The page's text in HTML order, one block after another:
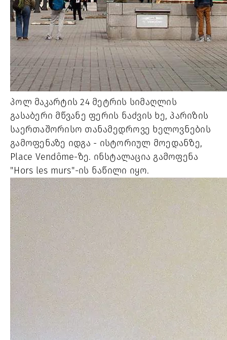
პოლ მაკარტის 24 მეტრის სიმაღლის
გასაბერი მწვანე ფერის ნაძვის ხე, პარიზის
საერთაშორისო თანამედროვე ხელოვნების
გამოფენაზე იდგა - ისტორიულ მოედანზე,
Place Vendôme-ზე. ინსტალაცია გამოფენა
"Hors les murs"-ის ნაწილი იყო.